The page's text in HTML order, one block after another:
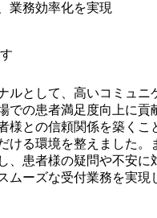
業務効率化を実現
ルとして、高いコミュニ
での患者満足度向上に貢
様との信頼関係を築くこ
ける環境を整えました。
、患者様の疑問や不安に
ムーズな受付業務を実現